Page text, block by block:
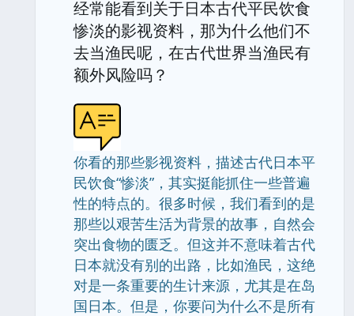
经常能看到关于日本古代平民饮食
惨淡的影视资料，那为什么他们不
去当渔民呢，在古代世界当渔民有
额外风险吗？
你看的那些影视资料，描述古代日本平
民饮食“惨淡”，其实挺能抓住一些普遍
性的特点的。很多时候，我们看到的是
那些以艰苦生活为背景的故事，自然会
突出食物的匮乏。但这并不意味着古代
日本就没有别的出路，比如渔民，这绝
对是一条重要的生计来源，尤其是在岛
国日本。但是，你要问为什么不是所有